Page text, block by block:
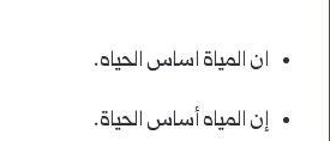
ان المياة اساس الحياه.
إن المياه أساس الحياة.